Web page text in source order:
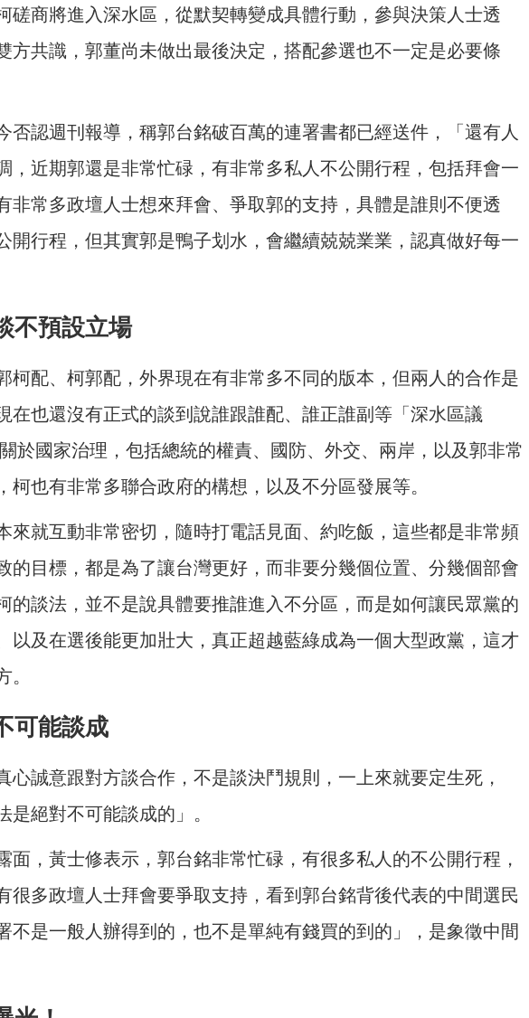
磋商將進入深水區，從默契轉變成具體行動，參與決策人士透
方共識，郭董尚未做出最後決定，搭配參選也不一定是必要條
否認週刊報導，稱郭台銘破百萬的連署書都已經送件，「還有人
，近期郭還是非常忙碌，有非常多私人不公開行程，包括拜會一
非常多政壇人士想來拜會、爭取郭的支持，具體是誰則不便透
開行程，但其實郭是鴨子划水，會繼續兢兢業業，認真做好每一
不預設立場
柯配、柯郭配，外界現在有非常多不同的版本，但兩人的合作是
在也還沒有正式的談到說誰跟誰配、誰正誰副等「深水區議
於國家治理，包括總統的權責、國防、外交、兩岸，以及郭非常
柯也有非常多聯合政府的構想，以及不分區發展等。
來就互動非常密切，隨時打電話見面、約吃飯，這些都是非常頻
的目標，都是為了讓台灣更好，而非要分幾個位置、分幾個部會
的談法，並不是說具體要推誰進入不分區，而是如何讓民眾黨的
以及在選後能更加壯大，真正超越藍綠成為一個大型政黨，這才
。
可能談成
心誠意跟對方談合作，不是談決鬥規則，一上來就要定生死，
是絕對不可能談成的」。
面，黃士修表示，郭台銘非常忙碌，有很多私人的不公開行程，
很多政壇人士拜會要爭取支持，看到郭台銘背後代表的中間選民
不是一般人辦得到的，也不是單純有錢買的到的」，是象徵中間